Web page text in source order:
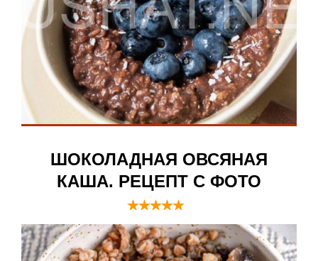
ШОКОЛАДНАЯ ОВСЯНАЯ
КАША. РЕЦЕПТ С ФОТО